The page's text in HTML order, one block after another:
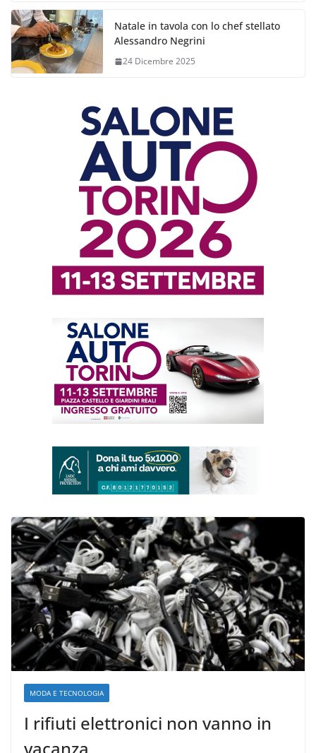
Natale in tavola con lo chef stellato
Alessandro Negrini
24 Dicembre 2025
MODA E TECNOLOGIA
I rifiuti elettronici non vanno in